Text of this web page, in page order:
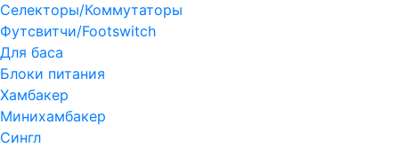
Селекторы/Коммутаторы
Футсвитчи/Footswitch
Для баса
Блоки питания
Хамбакер
Минихамбакер
Сингл